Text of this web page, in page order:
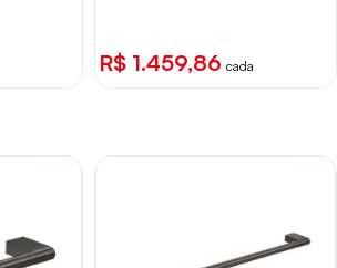
R$ 1.459,86 cada